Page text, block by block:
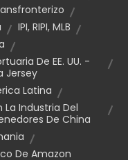
IPI, RIPI, MLB
De EE. UU. -
Jersey
Latina
Industria Del
De China
De Amazon